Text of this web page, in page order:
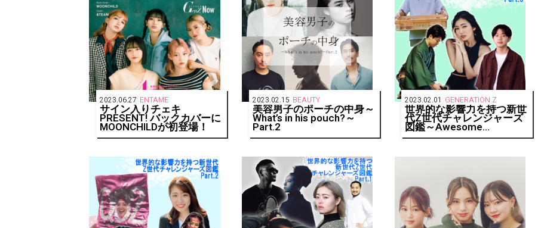
2023.06.27 ENTAME
サイン入りチェキ
PRESENT! バックカバーに
MOONCHILDが初登場！
2023.02.15 BEAUTY
美容男子のポーチの中身～
What’s in his pouch?～
Part.2
2023.02.01 GENERATION Z
世界的な影響力を持つ新世
代Z世代チャレンジャーズ
図鑑～Awesome
challengers of